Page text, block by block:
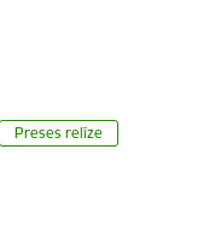
Preses relīze